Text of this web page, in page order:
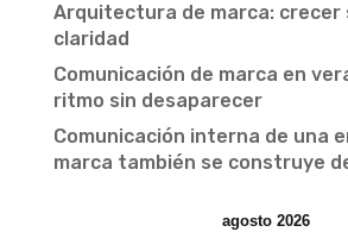
Arquitectura de marca: crecer
claridad
Comunicación de marca en
ritmo sin desaparecer
Comunicación interna de una
marca también se construye
agosto 2026